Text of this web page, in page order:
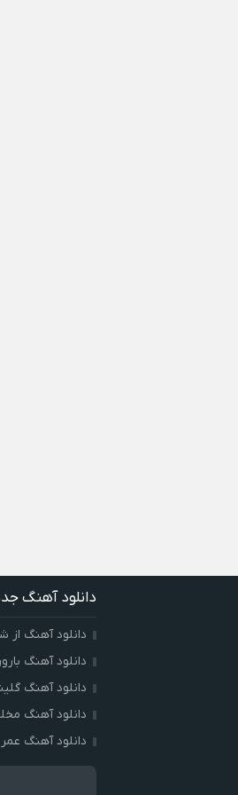
دانلود آهنگ
دانلود آهنگ
دانلود آهنگ
دانلود آهنگ
دانلود آهنگ
دانلود آهنگ